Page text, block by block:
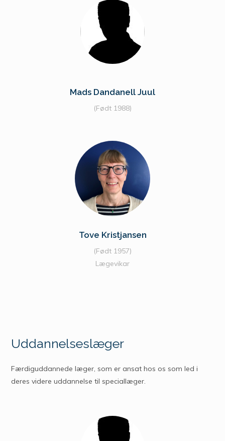
Mads Dandanell Juul
(Født 1988)
Tove Kristjansen
(Født 1957)
Lægevikar
Uddannelseslæger
Færdiguddannede læger, som er ansat hos os som led i
deres videre uddannelse til speciallæger.